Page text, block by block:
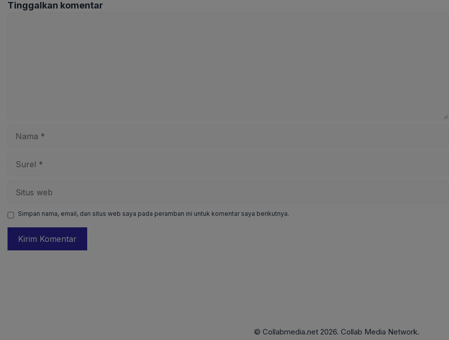
Tinggalkan komentar
Simpan nama, email, dan situs web saya pada peramban ini untuk komentar saya berikutnya.
© Collabmedia.net 2026. Collab Media Network.